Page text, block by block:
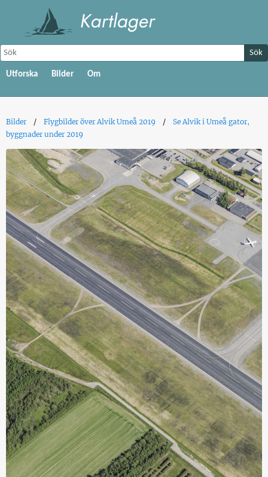
Sök
Utforska Bilder Om
Bilder Flygbilder över Alvik Umeå 2019
Se Alvik i Umeå gator,
byggnader under 2019